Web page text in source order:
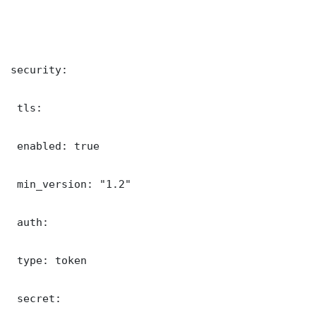
security:
tls:
enabled: true
min_version: "1.2"
auth:
type: token
secret: